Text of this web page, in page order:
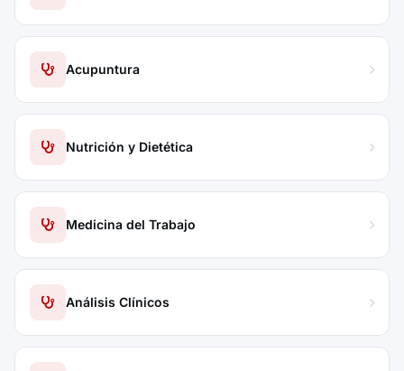
Acupuntura
Nutrición y Dietética
Medicina del Trabajo
Análisis Clínicos